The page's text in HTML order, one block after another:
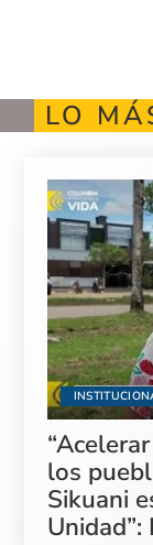
LO
los
Sikuani
Unidad”: